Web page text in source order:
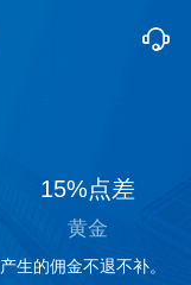
15%点差
黄金
生的佣金不退不补。